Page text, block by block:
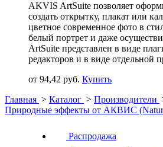
AKVIS ArtSuite позволяет
создать открытку, плакат или
цветное современное фото в
белый портрет и даже
ArtSuite представлен в виде
редакторов и в виде отдельной
от 94,42 руб. Купить
Главная > Каталог > Производители
Природные эффекты от АКВИС
Распродажа